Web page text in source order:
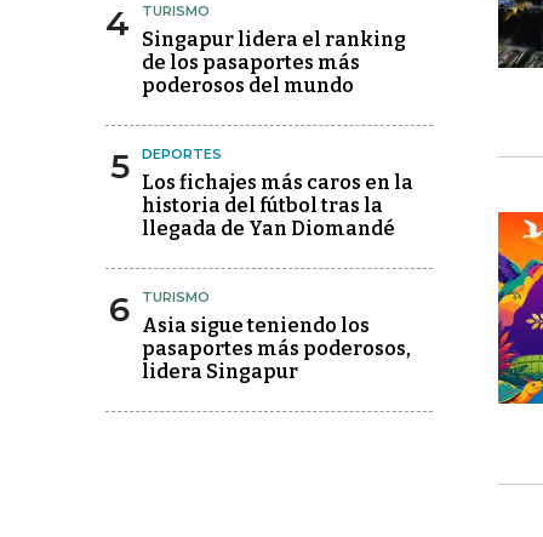
4 TURISMO
Singapur lidera el ranking
de los pasaportes más
poderosos del mundo
5 DEPORTES
Los fichajes más caros en la
historia del fútbol tras la
llegada de Yan Diomandé
6 TURISMO
Asia sigue teniendo los
pasaportes más poderosos,
lidera Singapur